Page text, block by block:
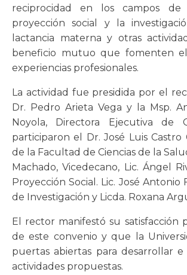
reciprocidad en los campos de
proyección social y la
lactancia materna y otras
beneficio mutuo que fomenten
experiencias profesionales.
La actividad fue presidida por el
Dr. Pedro Arieta Vega y la Msp.
Noyola, Directora Ejecutiva de
participaron el Dr. José Luis Castro
de la Facultad de Ciencias de la
Machado, Vicedecano, Lic. Ángel
Proyección Social. Lic. José
de Investigación y Licda. Roxana
El rector manifestó su satisfacción
de este convenio y que la
puertas abiertas para desarrollar
actividades propuestas.